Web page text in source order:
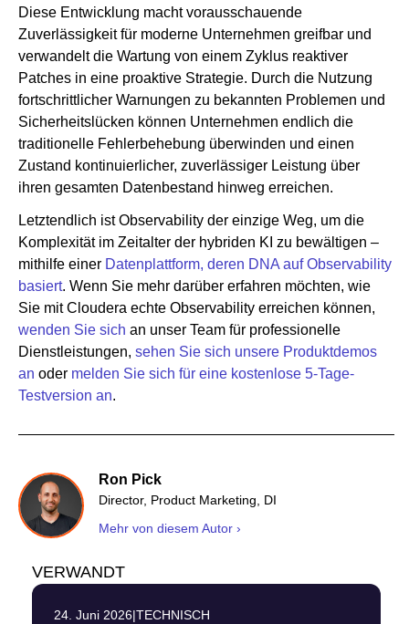
Diese Entwicklung macht vorausschauende
Zuverlässigkeit für moderne Unternehmen greifbar und
verwandelt die Wartung von einem Zyklus reaktiver
Patches in eine proaktive Strategie. Durch die Nutzung
fortschrittlicher Warnungen zu bekannten Problemen und
Sicherheitslücken können Unternehmen endlich die
traditionelle Fehlerbehebung überwinden und einen
Zustand kontinuierlicher, zuverlässiger Leistung über
ihren gesamten Datenbestand hinweg erreichen.
Letztendlich ist Observability der einzige Weg, um die
Komplexität im Zeitalter der hybriden KI zu bewältigen –
mithilfe einer Datenplattform, deren DNA auf Observability
basiert. Wenn Sie mehr darüber erfahren möchten, wie
Sie mit Cloudera echte Observability erreichen können,
wenden Sie sich an unser Team für professionelle
Dienstleistungen, sehen Sie sich unsere Produktdemos
an oder melden Sie sich für eine kostenlose 5-Tage-
Testversion an.
Ron Pick
Director, Product Marketing, DI
Mehr von diesem Autor ›
VERWANDT
24. Juni 2026|TECHNISCH